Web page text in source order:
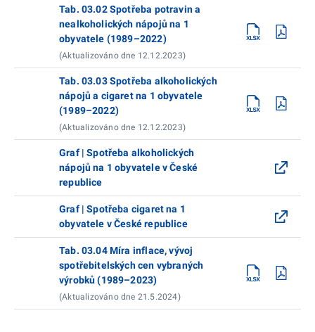
Tab. 03.02 Spotřeba potravin a
nealkoholických nápojů na 1
obyvatele (1989–2022)
(Aktualizováno dne 12.12.2023)
Tab. 03.03 Spotřeba alkoholických
nápojů a cigaret na 1 obyvatele
(1989–2022)
(Aktualizováno dne 12.12.2023)
Graf | Spotřeba alkoholických
nápojů na 1 obyvatele v České
republice
Graf | Spotřeba cigaret na 1
obyvatele v České republice
Tab. 03.04 Míra inflace, vývoj
spotřebitelských cen vybraných
výrobků (1989–2023)
(Aktualizováno dne 21.5.2024)